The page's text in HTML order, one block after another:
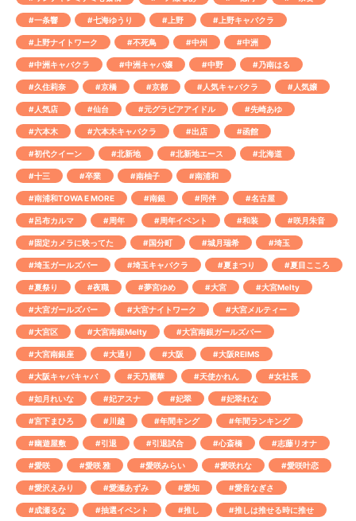
#一条響 #七海ゆうり #上野 #上野キャバクラ
#上野ナイトワーク #不死鳥 #中州 #中洲
#中洲キャバクラ #中洲キャバ嬢 #中野 #乃南はる
#久住莉奈 #京橋 #京都 #人気キャバクラ #人気嬢
#人気店 #仙台 #元グラビアアイドル #先崎あゆ
#六本木 #六本木キャバクラ #出店 #函館
#初代クイーン #北新地 #北新地エース #北海道
#十三 #卒業 #南柚子 #南浦和
#南浦和TOWA E MORE #南銀 #同伴 #名古屋
#呂布カルマ #周年 #周年イベント #和装 #咲月朱音
#固定カメラに映ってた #国分町 #城月瑞希 #埼玉
#埼玉ガールズバー #埼玉キャバクラ #夏まつり #夏目こころ
#夏祭り #夜職 #夢宮ゆめ #大宮 #大宮Melty
#大宮ガールズバー #大宮ナイトワーク #大宮メルティー
#大宮区 #大宮南銀Melty #大宮南銀ガールズバー
#大宮南銀座 #大通り #大阪 #大阪REIMS
#大阪キャバキャバ #天乃麗華 #天使かれん #女社長
#如月れいな #妃アスナ #妃翠 #妃翠れな
#宮下まひろ #川越 #年間キング #年間ランキング
#幽遊屋敷 #引退 #引退試合 #心斎橋 #志藤リオナ
#愛咲 #愛咲 雅 #愛咲みらい #愛咲れな #愛咲叶恋
#愛沢えみり #愛瀬あずみ #愛知 #愛音なぎさ
#成瀬るな #抽選イベント #推し #推しは推せる時に推せ